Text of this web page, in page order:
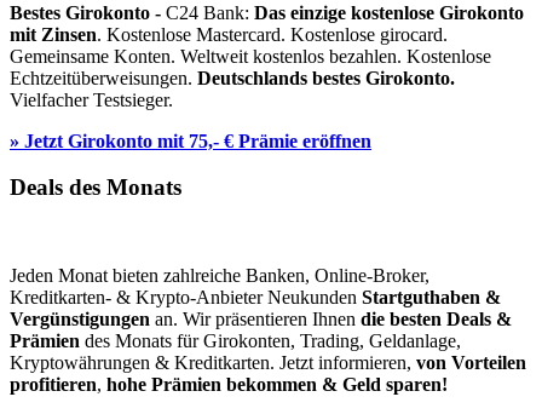
Bestes Girokonto - C24 Bank: Das einzige kostenlose Girokonto
mit Zinsen. Kostenlose Mastercard. Kostenlose girocard.
Gemeinsame Konten. Weltweit kostenlos bezahlen. Kostenlose
Echtzeitüberweisungen. Deutschlands bestes Girokonto.
Vielfacher Testsieger.
» Jetzt Girokonto mit 75,- € Prämie eröffnen
Deals des Monats
Jeden Monat bieten zahlreiche Banken, Online-Broker,
Kreditkarten- & Krypto-Anbieter Neukunden Startguthaben &
Vergünstigungen an. Wir präsentieren Ihnen die besten Deals &
Prämien des Monats für Girokonten, Trading, Geldanlage,
Kryptowährungen & Kreditkarten. Jetzt informieren, von Vorteilen
profitieren, hohe Prämien bekommen & Geld sparen!